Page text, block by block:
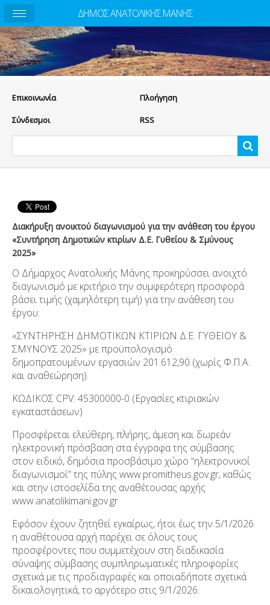
Eπικοινωνία Πλοήγηση
Σύνδεσμοι RSS
Διακήρυξη ανοικτού διαγωνισμού για την ανάθεση του έργου
«Συντήρηση Δημοτικών κτιρίων Δ.Ε. Γυθείου & Σμύνους
2025»
Ο Δήμαρχος Ανατολικής Μάνης προκηρύσσει ανοιχτό
διαγωνισμό με κριτήριο την συμφερότερη προσφορά
βάσει τιμής (χαμηλότερη τιμή) για την ανάθεση του
έργου:
«ΣΥΝΤΗΡΗΣΗ ΔΗΜΟΤΙΚΩΝ ΚΤΙΡΙΩΝ Δ.Ε. ΓΥΘΕΙΟΥ &
ΣΜΥΝΟΥΣ 2025» με προϋπολογισμό
δημοπρατουμένων εργασιών 201.612,90 (χωρίς Φ.Π.Α.
και αναθεώρηση).
ΚΩΔΙΚΟΣ CPV: 45300000-0 (Εργασίες κτιριακών
εγκαταστάσεων)
Προσφέρεται ελεύθερη, πλήρης, άμεση και δωρεάν
ηλεκτρονική πρόσβαση στα έγγραφα της σύμβασης
στον ειδικό, δημόσια προσβάσιμο χώρο “ηλεκτρονικοί
διαγωνισμοί” της πύλης www.promitheus.gov.gr, καθώς
και στην ιστοσελίδα της αναθέτουσας αρχής
www.anatolikimani.gov.gr
Εφόσον έχουν ζητηθεί εγκαίρως, ήτοι έως την 5/1/2026
η αναθέτουσα αρχή παρέχει σε όλους τους
προσφέροντες που συμμετέχουν στη διαδικασία
σύναψης σύμβασης συμπληρωματικές πληροφορίες
σχετικά με τις προδιαγραφές και οποιαδήποτε σχετικά
δικαιολογητικά, το αργότερο στις 9/1/2026.
ΔΗΜΟΣ ΑΝΑΤΟΛΙΚΗΣ ΜΑΝΗΣ